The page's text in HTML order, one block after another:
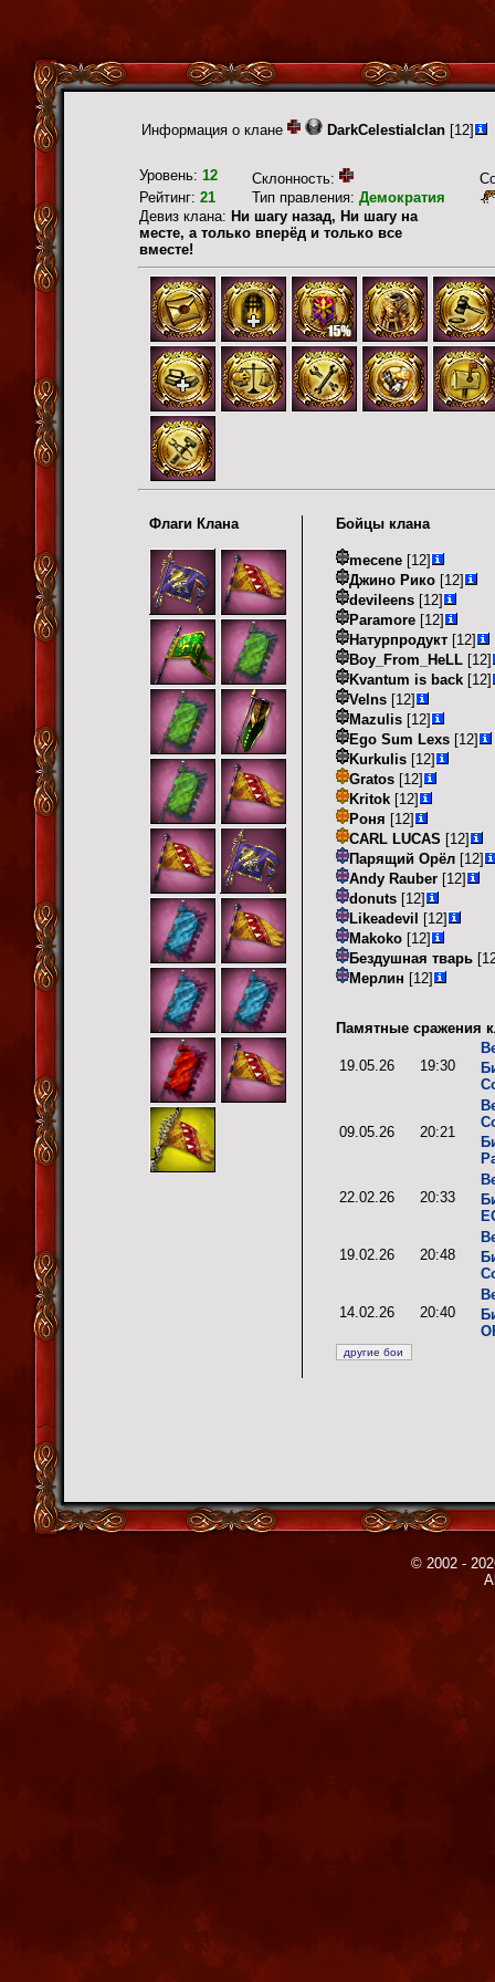
Информация о клане DarkCelestialclan [12]
Уровень: 12 Склонность:
Рейтинг: 21 Тип правления: Демократия
Девиз клана: Ни шагу назад, Ни шагу на
месте, а только вперёд и только все
вместе!
Флаги Клана Бойцы клана
mecene [12]
Джино Рико [12]
devileens [12]
Paramore [12]
Натурпродукт [12]
Boy_From_HeLL [12]
Kvantum is back [12]
Velns [12]
Mazulis [12]
Ego Sum Lexs [12]
Kurkulis [12]
Gratos [12]
Kritok [12]
Роня [12]
CARL LUCAS [12]
Парящий Орёл [12]
Andy Rauber [12]
donuts [12]
Likeadevil [12]
Makoko [12]
Бездушная тварь
Мерлин [12]
Памятные сражения
19.05.26 19:30
09.05.26 20:21
22.02.26 20:33
19.02.26 20:48
14.02.26 20:40
© 2002 -